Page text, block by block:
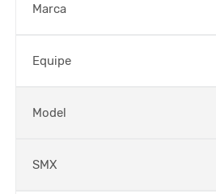
Marca
Equipe
Model
SMX